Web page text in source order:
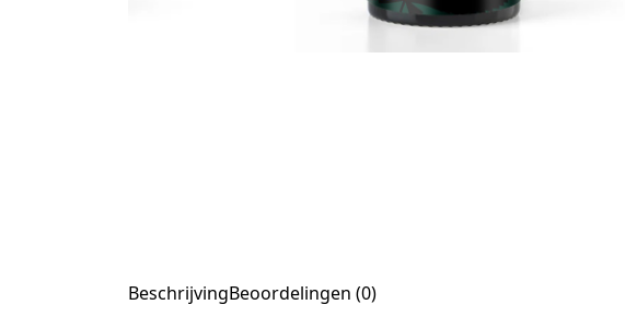
BeschrijvingBeoordelingen (0)